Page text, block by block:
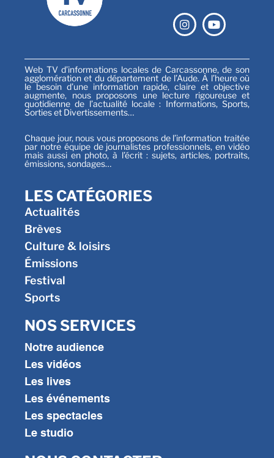
Web TV d’informations locales de Carcassonne, de son
agglomération et du département de l’Aude. À l’heure où
le besoin d’une information rapide, claire et objective
augmente, nous proposons une lecture rigoureuse et
quotidienne de l’actualité locale : Informations, Sports,
Sorties et Divertissements…
Chaque jour, nous vous proposons de l’information traitée
par notre équipe de journalistes professionnels, en vidéo
mais aussi en photo, à l’écrit : sujets, articles, portraits,
émissions, sondages…
LES CATÉGORIES
Actualités
Brèves
Culture & loisirs
Émissions
Festival
Sports
NOS SERVICES
Notre audience
Les vidéos
Les lives
Les événements
Les spectacles
Le studio